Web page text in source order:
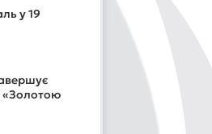
у 19
«Золотою